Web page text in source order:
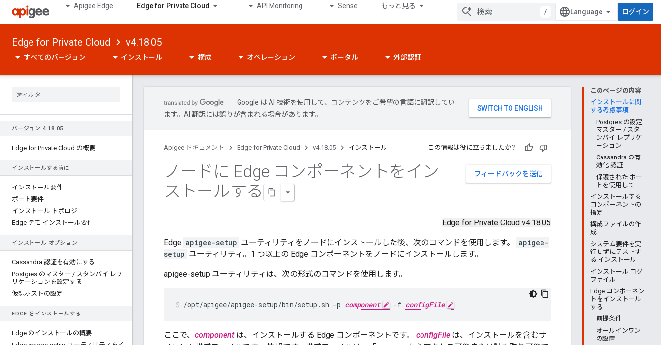
Apigee Edge Edge for Private Cloud API Monitoring Sense もっと見る
/ ログイン
Edge for Private Cloud v4.18.05
すべてのバージョン インストール 構成 オペレーション ポータル 外部認証
バージョン 4.18.05
Edge for Private Cloud の概要
インストールする前に
インストール要件
ポート要件
インストール トポロジ
Edge デモ インストール要件
インストール オプション
Cassandra 認証を有効にする
Postgres のマスター / スタンバイ レプ
リケーションを設定する
仮想ホストの設定
EDGE をインストールする
Edge のインストールの概要
このページの内容
インストールに関
する考慮事項
Postgres の設定
マスター / スタ
ンバイ レプリケ
ーション
Cassandra の有
効化 認証
保護された ポー
トを使用して
インストールする
コンポーネントの
指定
構成ファイルの作
成
システム要件を実
行せずにテストす
る インストール
インストール ログ
ファイル
Edge コンポーネン
トをインストール
する
前提条件
オールインワン
の設置
Google は AI 技術を使用して、コンテンツをご希望の言語に翻訳してい
ます。AI 翻訳には誤りが含まれる場合があります。
Apigee ドキュメント Edge for Private Cloud v4.18.05 インストール この情報は役に立ちましたか？
フィードバックを送信
ノードに Edge コンポーネントをイン
ストールする
Edge for Private Cloud v4.18.05
Edge apigee-setup ユーティリティをノードにインストールした後、次のコマンドを使用します。
apigee-
setup ユーティリティ。1 つ以上の Edge コンポーネントをノードにインストールします。
apigee-setup ユーティリティは、次の形式のコマンドを使用します。
/opt/apigee/apigee-setup/bin/setup.sh -p component -f configFile
ここで、 componentは、インストールする Edge コンポーネントです。 configFile は、インストールを含むサ